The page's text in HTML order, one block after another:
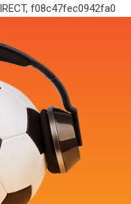
f08c47fec0942fa0